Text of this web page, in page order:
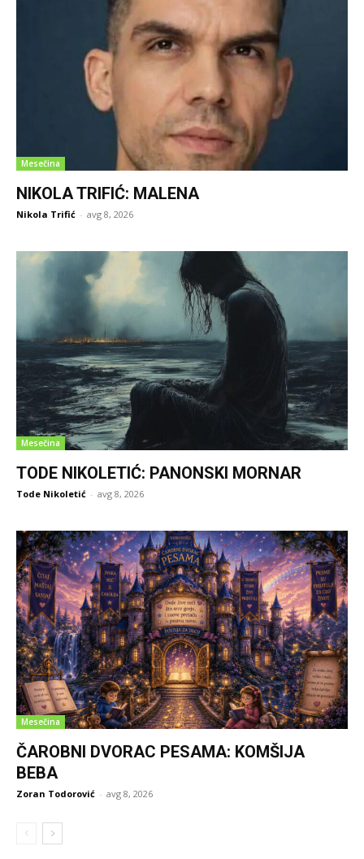
Mesečina
NIKOLA TRIFIĆ: MALENA
Nikola Trifić - avg 8, 2026
Mesečina
TODE NIKOLETIĆ: PANONSKI MORNAR
Tode Nikoletić - avg 8, 2026
Mesečina
ČAROBNI DVORAC PESAMA: KOMŠIJA
BEBA
Zoran Todorović - avg 8, 2026